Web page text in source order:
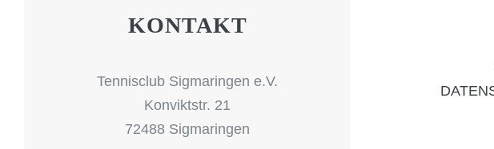
KONTAKT
Tennisclub Sigmaringen e.V.
Konviktstr. 21
72488 Sigmaringen